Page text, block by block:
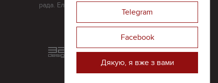
Telegram
Facebook
Дякую, я вже з вами
рада. Електронна пошта:
Реклама на сайті
Розроблений та підтримується